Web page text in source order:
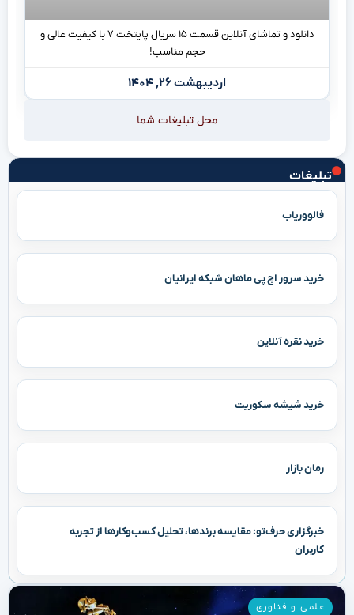
تبلیغات
فالووریاب
خرید سرور اچ پی ماهان شبکه ایرانیان
خرید نقره آنلاین
خرید شیشه سکوریت
رمان بازار
خبرگزاری حرف‌تو: مقایسه برندها، تحلیل کسب‌وکارها از تجربه
کاربران
علمی و فناوری
دانلود و تماشای آنلاین قسمت ۱۵ سریال پایتخت ۷ با کیفیت عالی و
حجم مناسب!
اردیبهشت ۲۶, ۱۴۰۴
محل تبلیغات شما